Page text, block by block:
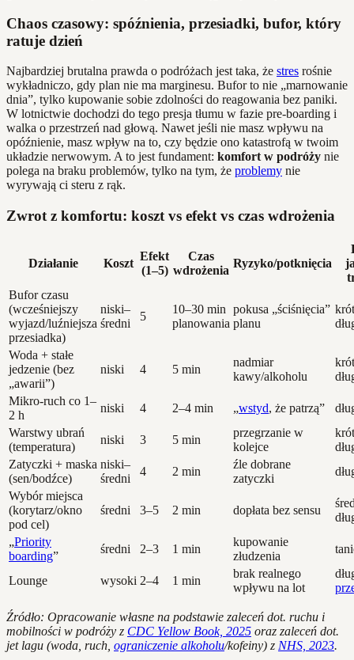
Chaos czasowy: spóźnienia, przesiadki, bufor, który
ratuje dzień
Najbardziej brutalna prawda o podróżach jest taka, że stres rośnie
wykładniczo, gdy plan nie ma marginesu. Bufor to nie „marnowanie
dnia”, tylko kupowanie sobie zdolności do reagowania bez paniki.
W lotnictwie dochodzi do tego presja tłumu w fazie pre-boarding i
walka o przestrzeń nad głową. Nawet jeśli nie masz wpływu na
opóźnienie, masz wpływ na to, czy będzie ono katastrofą w twoim
układzie nerwowym. A to jest fundament: komfort w podróży nie
polega na braku problemów, tylko na tym, że problemy nie
wyrywają ci steru z rąk.
Zwrot z komfortu: koszt vs efekt vs czas wdrożenia
Działanie Koszt
Efekt
(1–5)
Czas
wdrożenia
Ryzyko/potknięcia
Bufor czasu
(wcześniejszy
wyjazd/luźniejsza
przesiadka)
niski–
średni
5
10–30 min
planowania
pokusa „ściśnięcia”
planu
Woda + stałe
jedzenie (bez
„awarii”)
niski 4 5 min
nadmiar
kawy/alkoholu
Mikro-ruch co 1–
2 h
niski 4 2–4 min „wstyd, że patrzą”
Warstwy ubrań
(temperatura)
niski 3 5 min
przegrzanie w
kolejce
Zatyczki + maska
(sen/bodźce)
niski–
średni
4 2 min
źle dobrane
zatyczki
Wybór miejsca
(korytarz/okno
pod cel)
średni 3–5 2 min dopłata bez sensu
„Priority
boarding”
średni 2–3 1 min
kupowanie
złudzenia
Lounge wysoki 2–4 1 min
brak realnego
wpływu na lot
Źródło: Opracowanie własne na podstawie zaleceń dot. ruchu i
mobilności w podróży z CDC Yellow Book, 2025 oraz zaleceń dot.
jet lagu (woda, ruch, ograniczenie alkoholu/kofeiny) z NHS, 2023.